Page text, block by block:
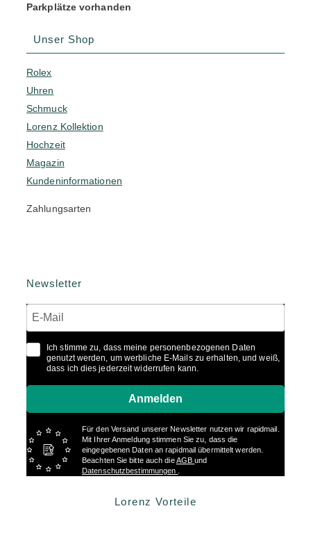
Parkplätze vorhanden
Unser Shop
Rolex
Uhren
Schmuck
Lorenz Kollektion
Hochzeit
Magazin
Kundeninformationen
Zahlungsarten
Newsletter
Ich stimme zu, dass meine personenbezogenen Daten
genutzt werden, um werbliche E-Mails zu erhalten, und weiß,
dass ich dies jederzeit widerrufen kann.
Anmelden
Für den Versand unserer Newsletter nutzen wir rapidmail.
Mit Ihrer Anmeldung stimmen Sie zu, dass die
eingegebenen Daten an rapidmail übermittelt werden.
Beachten Sie bitte auch dieAGBund
Datenschutzbestimmungen
Lorenz Vorteile